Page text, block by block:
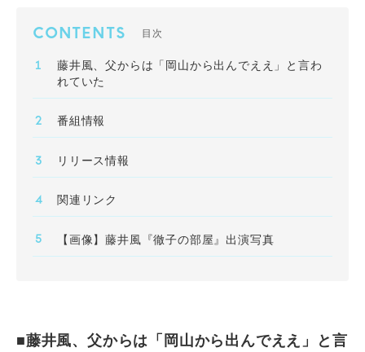
CONTENTS 目次
藤井風、父からは「岡山から出んでええ」と言わ
れていた
番組情報
リリース情報
関連リンク
【画像】藤井風『徹子の部屋』出演写真
■藤井風、父からは「岡山から出んでええ」と言